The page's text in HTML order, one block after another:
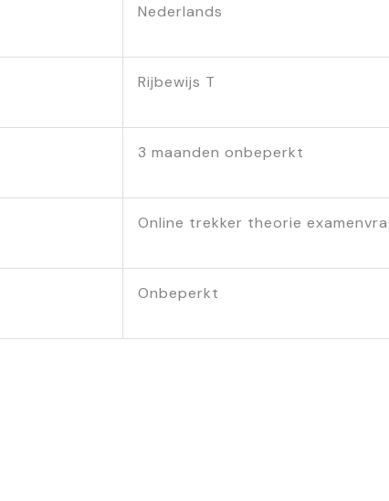
Nederlands
Rijbewijs T
3 maanden onbeperkt
Online trekker theorie
Onbeperkt